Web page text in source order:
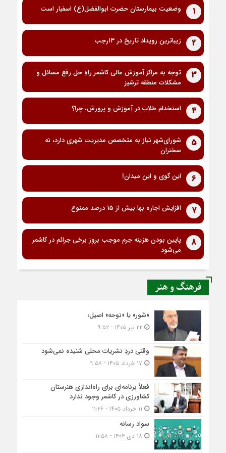
1 وضعیت بیمارستان حضرت ابوالفضل(ع) اسفبار است
2 زیباترین رویداد تاریخ در ۱۳رجب
3
توجه به مراکز آموزش عالی کاشمر راهِ حل رفع مسائل و
مشکلات منطقه ترشیز
4 استخدام طلاب در آموزش و پرورش، چرا؟
5
شورای‌شهر نیاز به متخصص مدیریت شهری دارد، نه
سخنران
6 این گوی و این میدان!
7 افزایش اجاره بها بیش از 15 درصد ممنوع
8
پایین بودن هزینه جرم موجب بروز برخی جرائم در کاشمر
می‌شود
فرهنگ و هنر
«شور» یا «نوحه» اصیل؛
۲۲ تیر ۱۴۰۵ - ۹:۵۲
وقتی دردِ نشریات محلی شنیده نمی‌شود
فعلاً برنامه‌ای برای راه‌اندازی هنرستان
کشاورزی در کاشمر وجود ندارد
سواد رسانه